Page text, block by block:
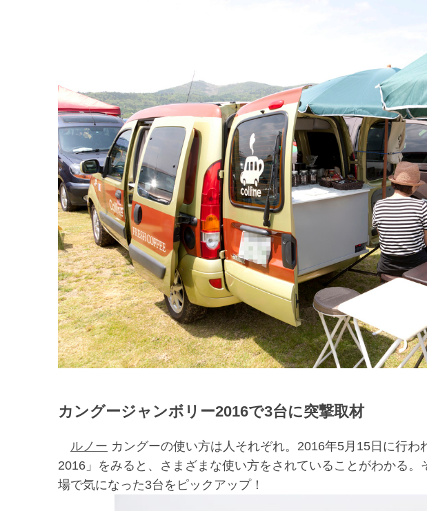
カングージャンボリー2016で3台に突撃取材
ルノー カングーの使い方は人それぞれ。2016年5月15日に行
2016」をみると、さまざまな使い方をされていることがわかる
場で気になった3台をピックアップ！